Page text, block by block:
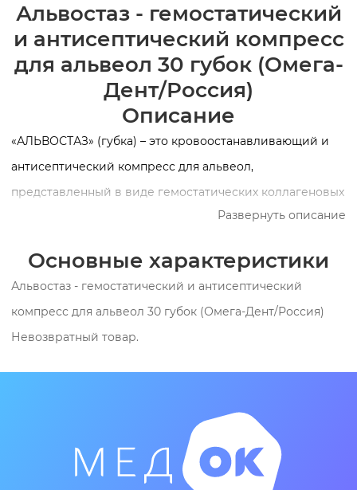
Альвостаз - гемостатический
и антисептический компресс
для альвеол 30 губок (Омега-
Дент/Россия)
Описание
«АЛЬВОСТАЗ» (губка) – это кровоостанавливающий и
антисептический компресс для альвеол,
представленный в виде гемостатических коллагеновых
кубиков (1х1 см), пропитанных лекарственным
средство, предназначенное для лечения и
профилактики альвеолита. При введении в зубную
лунку (альвеолу) препарат быстро устраняет боль и
способствует купированию воспалительного процесса.
Он оказывает терапевтическое действие в течение
рассасываться. «АЛЬВОСТАЗ» характеризуется слабой
локальной токсичностью и не приводит к изъязвлению
слизистой оболочки. Используясь в качестве
Развернуть описание
Основные характеристики
Альвостаз - гемостатический и антисептический
компресс для альвеол 30 губок (Омега-Дент/Россия)
Невозвратный товар.